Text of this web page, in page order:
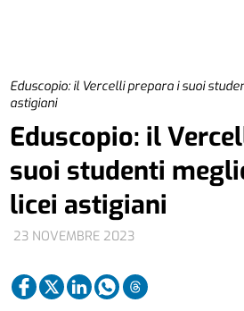
Eduscopio: il Vercelli prepara i suoi
astigiani
23 NOVEMBRE 2023
Eduscopio: il
suoi studenti
licei astigiani